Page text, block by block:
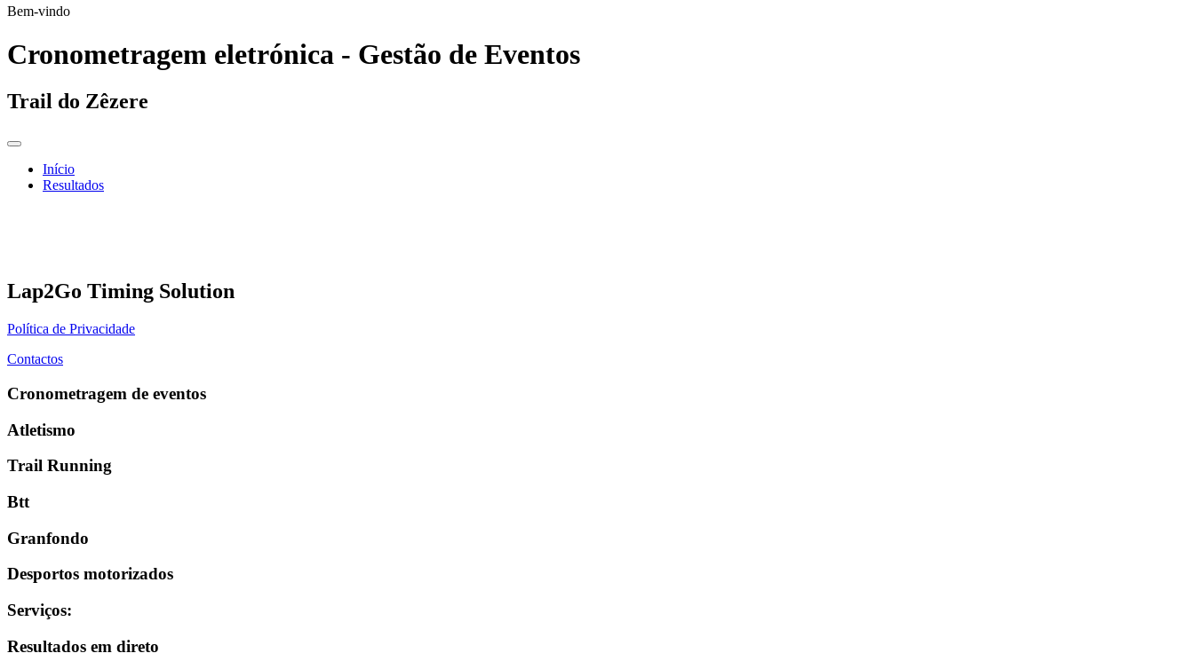
Bem-vindo
Cronometragem eletrónica - Gestão de Eventos
Trail do Zêzere
Início
Resultados
Lap2Go Timing Solution
Política de Privacidade
Contactos
Cronometragem de eventos
Atletismo
Trail Running
Btt
Granfondo
Desportos motorizados
Serviços:
Resultados em direto